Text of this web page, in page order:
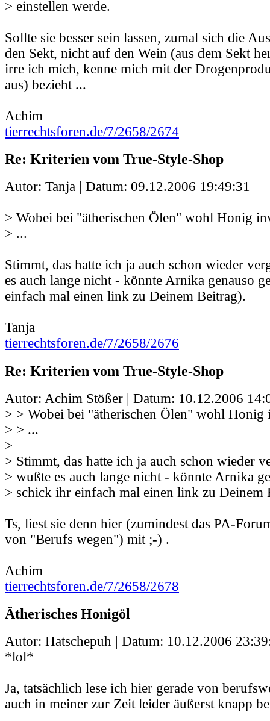
> einstellen werde.
Sollte sie besser sein lassen, zumal sich die
den Sekt, nicht auf den Wein (aus dem Sekt
irre ich mich, kenne mich mit der
aus) bezieht ...
Achim
tierrechtsforen.de/7/2658/2674
Re: Kriterien vom True-Style-Shop
Autor: Tanja | Datum: 09.12.2006 19:49:31
> Wobei bei "ätherischen Ölen" wohl Honig
> ...
Stimmt, das hatte ich ja auch schon wieder
es auch lange nicht - könnte Arnika genauso
einfach mal einen link zu Deinem Beitrag).
Tanja
tierrechtsforen.de/7/2658/2676
Re: Kriterien vom True-Style-Shop
Autor: Achim Stößer | Datum: 10.12.2006
> > Wobei bei "ätherischen Ölen" wohl
> > ...
>
> Stimmt, das hatte ich ja auch schon wieder
> wußte es auch lange nicht - könnte Arnika
> schick ihr einfach mal einen link zu Deinem
Ts, liest sie denn hier (zumindest das PA-
von "Berufs wegen") mit ;-) .
Achim
tierrechtsforen.de/7/2658/2678
Ätherisches Honigöl
Autor: Hatschepuh | Datum: 10.12.2006
*lol*
Ja, tatsächlich lese ich hier gerade von
auch in meiner zur Zeit leider äußerst knapp